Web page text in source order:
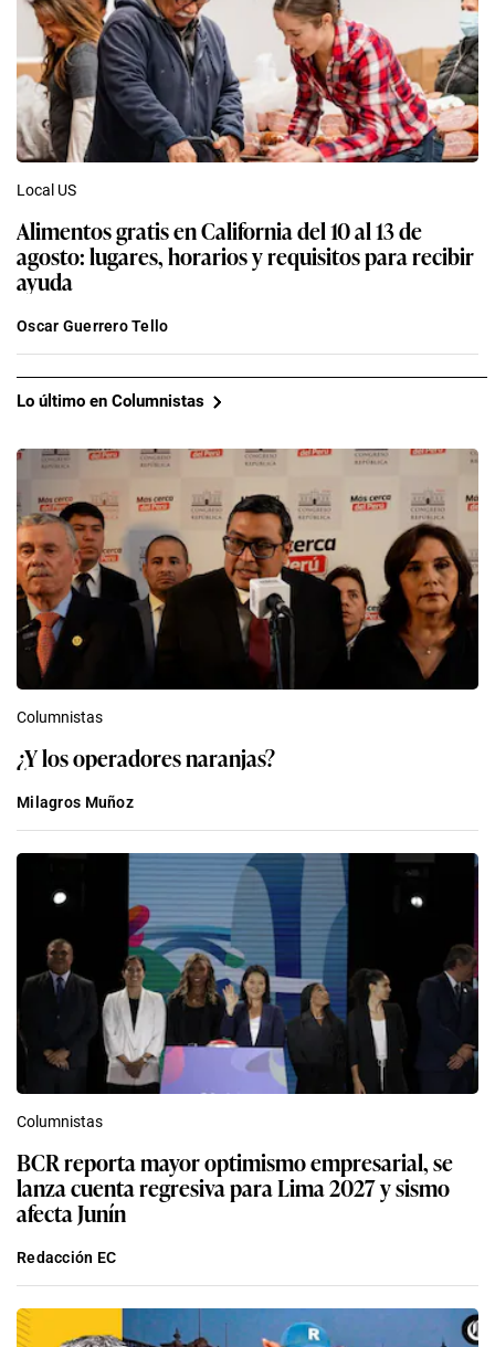
Local US
Alimentos gratis en California del 10 al 13 de
agosto: lugares, horarios y requisitos para recibir
ayuda
Oscar Guerrero Tello
Lo último en Columnistas
Columnistas
¿Y los operadores naranjas?
Milagros Muñoz
Columnistas
BCR reporta mayor optimismo empresarial, se
lanza cuenta regresiva para Lima 2027 y sismo
afecta Junín
Redacción EC